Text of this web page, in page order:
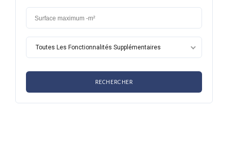
Toutes Les Fonctionnalités Supplémentaires